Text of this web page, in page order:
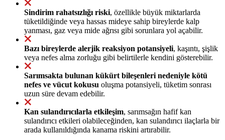
Sindirim rahatsızlığı riski, özellikle büyük miktarlarda
tüketildiğinde veya hassas mideye sahip bireylerde kalp
yanması, gaz veya mide ağrısı gibi sorunlara yol açabilir.
Bazı bireylerde alerjik reaksiyon potansiyeli, kaşıntı, şişlik
veya nefes alma zorluğu gibi belirtilerle kendini gösterebilir.
Sarımsakta bulunan kükürt bileşenleri nedeniyle kötü
nefes ve vücut kokusu oluşma potansiyeli, tüketim sonrası
uzun süre devam edebilir.
Kan sulandırıcılarla etkileşim, sarımsağın hafif kan
sulandırıcı etkileri olabileceğinden, kan sulandırıcı ilaçlarla bir
arada kullanıldığında kanama riskini artırabilir.